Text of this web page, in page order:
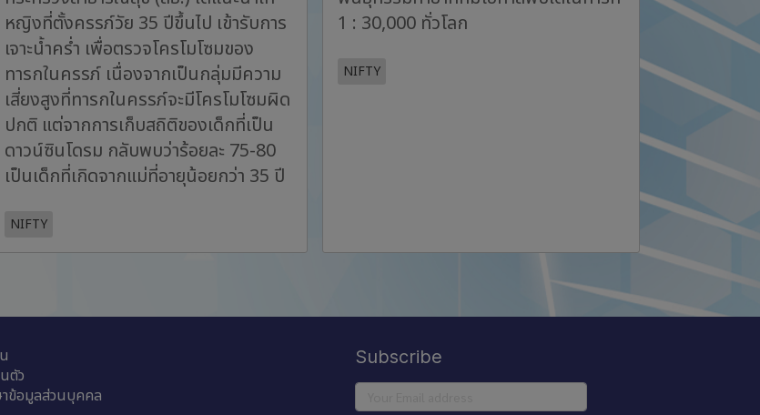
หญิงที่ตั้งครรภ์วัย 35 ปีขึ้นไป เข้ารับการ
เจาะน้ำคร่ำ เพื่อตรวจโครโมโซมของ
ทารกในครรภ์ เนื่องจากเป็นกลุ่มมีความ
เสี่ยงสูงที่ทารกในครรภ์จะมีโครโมโซมผิด
ปกติ แต่จากการเก็บสถิติของเด็กที่เป็น
ดาวน์ซินโดรม กลับพบว่าร้อยละ 75-80
เป็นเด็กที่เกิดจากแม่ที่อายุน้อยกว่า 35 ปี
NIFTY
1 : 30,000 ทั่วโลก
NIFTY
ตัว
าข้อมูลส่วนบุคคล
Subscribe